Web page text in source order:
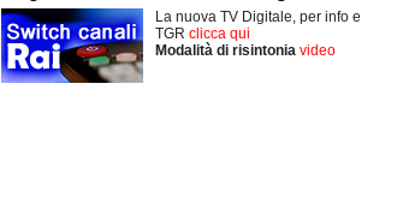
La nuova TV Digitale, per info e
TGR clicca qui
Modalità di risintonia video